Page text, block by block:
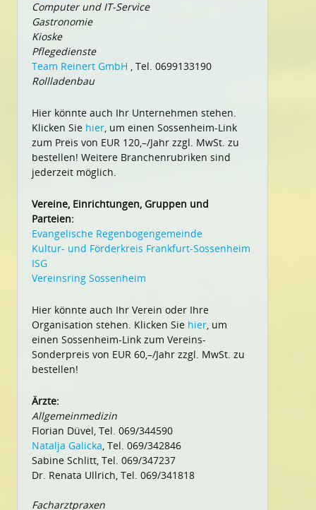
Computer und IT-Service
Gastronomie
Kioske
Pflegedienste
Team Reinert GmbH , Tel. 0699133190
Rollladenbau
Hier könnte auch Ihr Unternehmen stehen.
Klicken Sie hier, um einen Sossenheim-Link
zum Preis von EUR 120,–/Jahr zzgl. MwSt. zu
bestellen! Weitere Branchenrubriken sind
jederzeit möglich.
Vereine, Einrichtungen, Gruppen und
Parteien:
Evangelische Regenbogengemeinde
Kultur- und Förderkreis Frankfurt-Sossenheim
ISG
Vereinsring Sossenheim
Hier könnte auch Ihr Verein oder Ihre
Organisation stehen. Klicken Sie hier, um
einen Sossenheim-Link zum Vereins-
Sonderpreis von EUR 60,–/Jahr zzgl. MwSt. zu
bestellen!
Ärzte:
Allgemeinmedizin
Florian Düvel, Tel. 069/344590
Natalja Galicka, Tel. 069/342846
Sabine Schlitt, Tel. 069/347237
Dr. Renata Ullrich, Tel. 069/341818
Facharztpraxen